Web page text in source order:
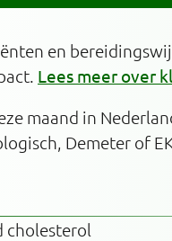
en
Lees meer over
maand in
Demeter of
cholesterol